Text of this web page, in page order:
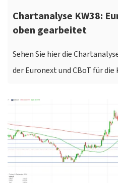
Chartanalyse KW38:
oben gearbeitet
Sehen Sie hier die
der Euronext und CBoT für die